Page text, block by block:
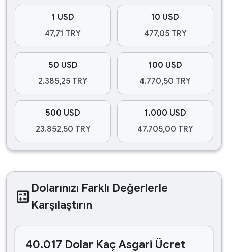
1 USD
47,71 TRY
10 USD
477,05 TRY
50 USD
2.385,25 TRY
100 USD
4.770,50 TRY
500 USD
23.852,50 TRY
1.000 USD
47.705,00 TRY
calculate Dolarınızı Farklı Değerlerle
Karşılaştırın
40.017 Dolar Kaç Asgari Ücret